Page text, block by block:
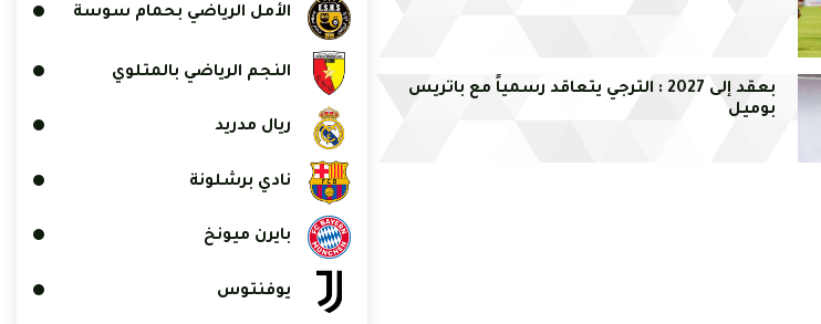
بعقد إلى 2027 : الترجي يتعاقد رسمياً مع باتريس
بوميل
الأمل الرياضي بحمام سوسة
النجم الرياضي بالمتلوي
ريال مدريد
نادي برشلونة
بايرن ميونخ
يوفنتوس